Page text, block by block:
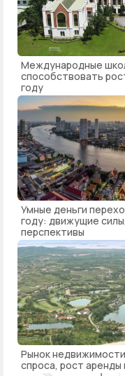
Международные
способствовать
году
Умные деньги
году: движущие
перспективы
Рынок
спроса, рост аренды